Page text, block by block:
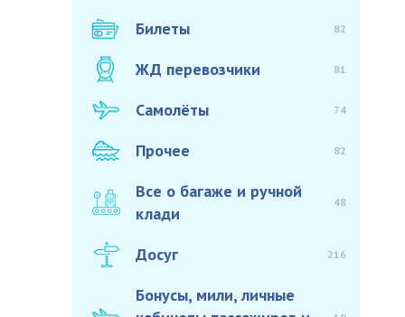
Билеты 82
ЖД перевозчики 81
Самолёты 74
Прочее 82
Все о багаже и ручной
клади
48
Досуг 216
Бонусы, мили, личные